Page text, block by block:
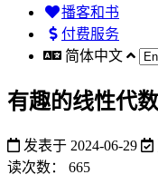
播客和书
付费服务
简体中文
有趣的线性代
发表于 2024-06-29
读次数：
665